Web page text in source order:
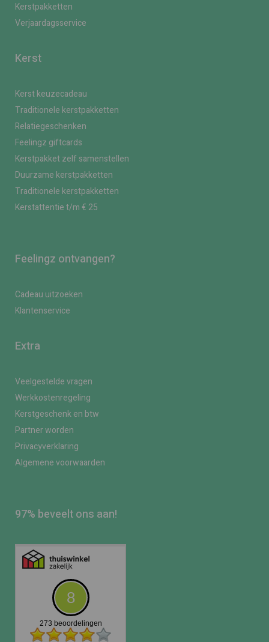
Kerstpakketten
Verjaardagsservice
Kerst
Kerst keuzecadeau
Traditionele kerstpakketten
Relatiegeschenken
Feelingz giftcards
Kerstpakket zelf samenstellen
Duurzame kerstpakketten
Traditionele kerstpakketten
Kerstattentie t/m € 25
Feelingz ontvangen?
Cadeau uitzoeken
Klantenservice
Extra
Veelgestelde vragen
Werkkostenregeling
Kerstgeschenk en btw
Partner worden
Privacyverklaring
Algemene voorwaarden
97% beveelt ons aan!